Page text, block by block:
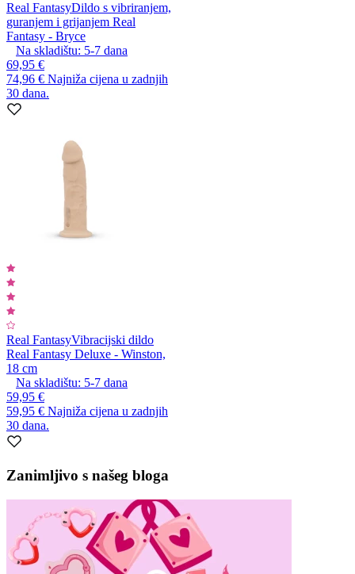
Real FantasyDildo s vibriranjem,
guranjem i grijanjem Real
Fantasy - Bryce
Na skladištu: 5-7 dana
69,95 €
74,96 € Najniža cijena u zadnjih
30 dana.
Real FantasyVibracijski dildo
Real Fantasy Deluxe - Winston,
18 cm
Na skladištu: 5-7 dana
59,95 €
59,95 € Najniža cijena u zadnjih
30 dana.
Zanimljivo s našeg bloga